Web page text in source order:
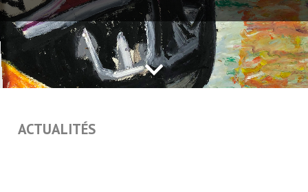
ACTUALITÉS